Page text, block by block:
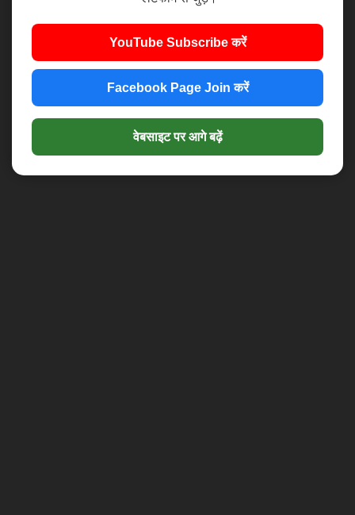
YouTube Subscribe करें
Facebook Page Join करें
वेबसाइट पर आगे बढ़ें